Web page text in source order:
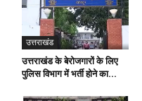
उत्तराखंड
उत्तराखंड के बेरोजगारों के लिए
पुलिस विभाग में भर्ती होने का...